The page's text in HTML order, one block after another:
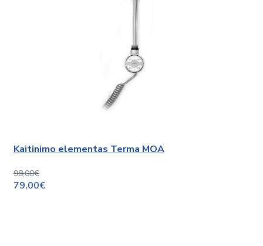
Kaitinimo elementas Terma MOA
98,00€
79,00€